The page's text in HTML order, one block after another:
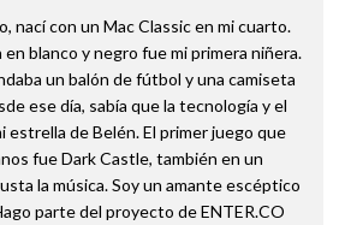
nací con un Mac Classic en mi cuarto.
en blanco y negro fue mi primera niñera.
un balón de fútbol y una camiseta
ese día, sabía que la tecnología y el
estrella de Belén. El primer juego que
fue Dark Castle, también en un
la música. Soy un amante escéptico
parte del proyecto de ENTER.CO